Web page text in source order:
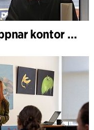
C.F. Møller Architects öppnar kontor i Göteborg